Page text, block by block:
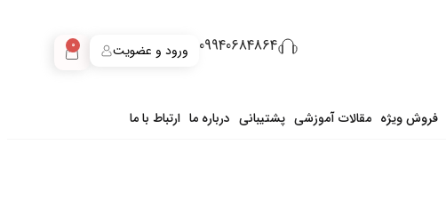
0 ورود و عضویت 09940684864
فروش ویژه مقالات آموزشی پشتیبانی درباره ما ارتباط با ما